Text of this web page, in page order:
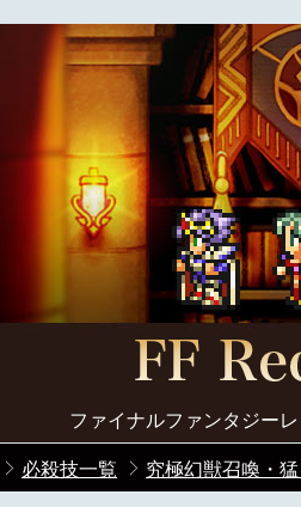
ファイナルファンタジー
必殺技一覧 究極幻獣召喚・猛